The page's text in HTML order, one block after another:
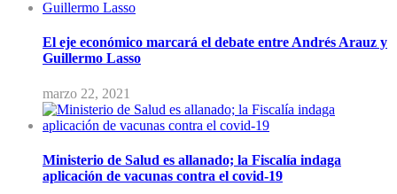
El eje económico marcará el debate entre Andrés Arauz y
Guillermo Lasso
marzo 22, 2021
Ministerio de Salud es allanado; la Fiscalía indaga
aplicación de vacunas contra el covid-19